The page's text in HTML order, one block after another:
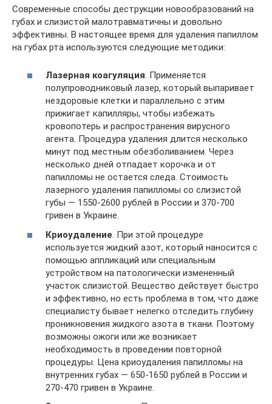
Современные способы деструкции новообразований на
губах и слизистой малотравматичны и довольно
эффективны. В настоящее время для удаления папиллом
на губах рта используются следующие методики:
Лазерная коагуляция. Применяется
полупроводниковый лазер, который выпаривает
нездоровые клетки и параллельно с этим
прижигает капилляры, чтобы избежать
кровопотерь и распространения вирусного
агента. Процедура удаления длится несколько
минут под местным обезболиванием. Через
несколько дней отпадает корочка и от
папилломы не остается следа. Стоимость
лазерного удаления папилломы со слизистой
губы — 1550-2600 рублей в России и 370-700
гривен в Украине.
Криоудаление. При этой процедуре
используется жидкий азот, который наносится с
помощью аппликаций или специальным
устройством на патологически измененный
участок слизистой. Вещество действует быстро
и эффективно, но есть проблема в том, что даже
специалисту бывает нелегко отследить глубину
проникновения жидкого азота в ткани. Поэтому
возможны ожоги или же возникает
необходимость в проведении повторной
процедуры. Цена криоудаления папилломы на
внутренних губах — 650-1650 рублей в России и
270-470 гривен в Украине.